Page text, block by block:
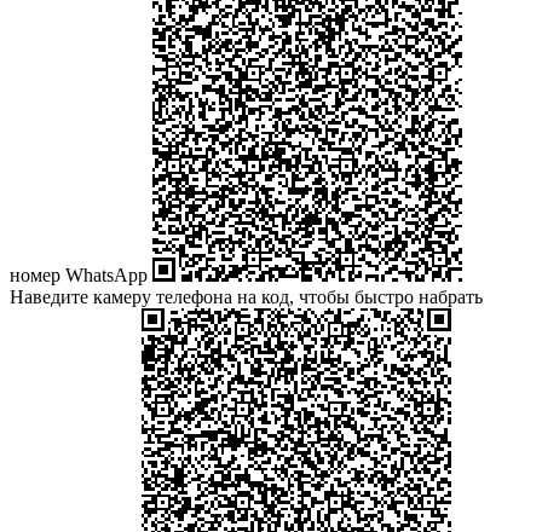
номер WhatsApp
Наведите камеру телефона на код, чтобы быстро набрать